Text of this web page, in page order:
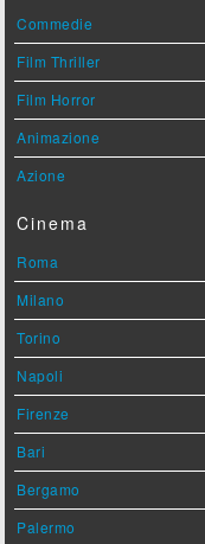
Commedie
Film Thriller
Film Horror
Animazione
Azione
Cinema
Roma
Milano
Torino
Napoli
Firenze
Bari
Bergamo
Palermo